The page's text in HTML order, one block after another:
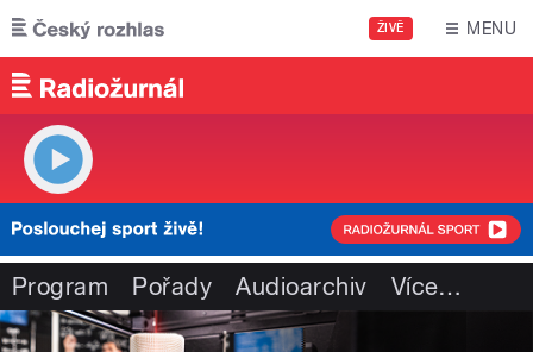
Přejít k hlavnímu obsahu
ŽIVĚ MENU
Program Pořady Audioarchiv Více…